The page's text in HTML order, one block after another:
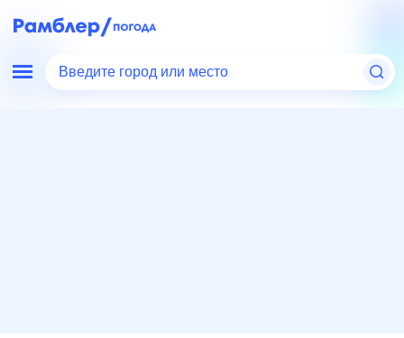
Введите город или место